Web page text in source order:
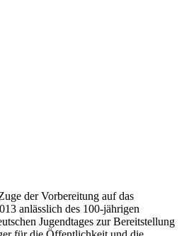
der Vorbereitung auf das
anlässlich des 100-jährigen
Jugendtages zur Bereitstellung